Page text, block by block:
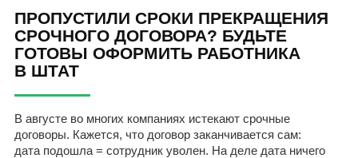
ПРОПУСТИЛИ СРОКИ ПРЕКРАЩЕНИЯ
СРОЧНОГО ДОГОВОРА? БУДЬТЕ
ГОТОВЫ ОФОРМИТЬ РАБОТНИКА
В ШТАТ
В августе во многих компаниях истекают срочные
договоры. Кажется, что договор заканчивается сам:
дата подошла = сотрудник уволен. На деле дата ничего